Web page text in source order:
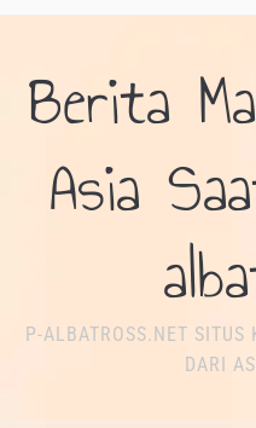
Berita
Asia
P-ALBATROSS.NET
DARI